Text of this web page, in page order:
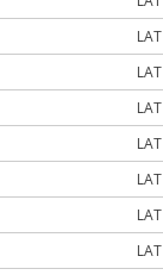
LAT
LAT
LAT
LAT
LAT
LAT
LAT